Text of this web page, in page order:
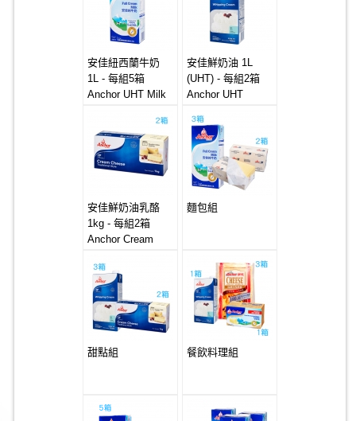
安佳紐西蘭牛奶
1L - 每組5箱
Anchor UHT Milk
安佳鮮奶油 1L
(UHT) - 每組2箱
Anchor UHT
12x1L
安佳鮮奶油乳酪
1kg - 每組2箱
Anchor Cream
麵包組
甜點組 餐飲料理組